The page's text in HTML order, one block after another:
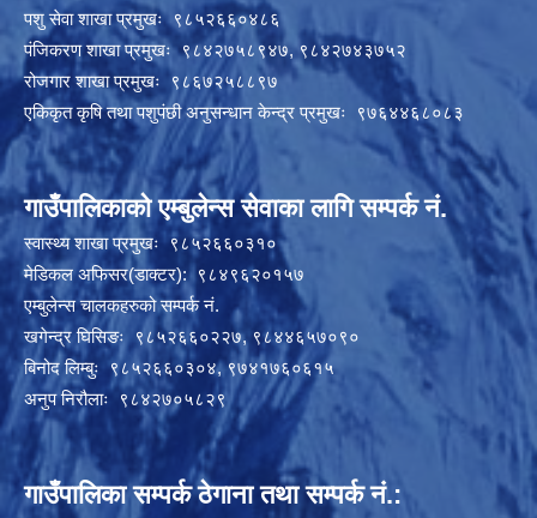
पशु सेवा शाखा प्रमुखः ९८५२६६०४८६
पंजिकरण शाखा प्रमुखः ९८४२७५८९४७, ९८४२७४३७५२
रोजगार शाखा प्रमुखः ९८६७२५८८९७
एकिकृत कृषि तथा पशुपंछी अनुसन्धान केन्द्र प्रमुखः ९७६४४६८०८३
गाउँपालिकाको एम्बुलेन्स सेवाका लागि सम्पर्क नं.
स्वास्थ्य शाखा प्रमुखः ९८५२६६०३१०
मेडिकल अफिसर(डाक्टर): ९८४९६२०१५७
एम्बुलेन्स चालकहरुको सम्पर्क नं.
खगेन्द्र घिसिङः ९८५२६६०२२७, ९८४४६५७०९०
बिनोद लिम्बुः ९८५२६६०३०४, ९७४१७६०६१५
अनुप निरौलाः ९८४२७०५८२९
गाउँपालिका सम्पर्क ठेगाना तथा सम्पर्क नं.: